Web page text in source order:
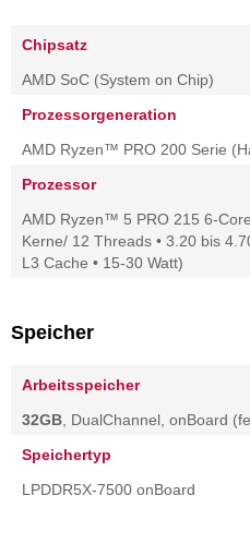
Chipsatz
AMD SoC (System on Chip)
Prozessorgeneration
AMD Ryzen™ PRO 200 Serie
Prozessor
AMD Ryzen™ 5 PRO 215 6-
Kerne/ 12 Threads • 3.20 bis
L3 Cache • 15-30 Watt)
Speicher
Arbeitsspeicher
32GB , DualChannel, onBoard
Speichertyp
LPDDR5X-7500 onBoard